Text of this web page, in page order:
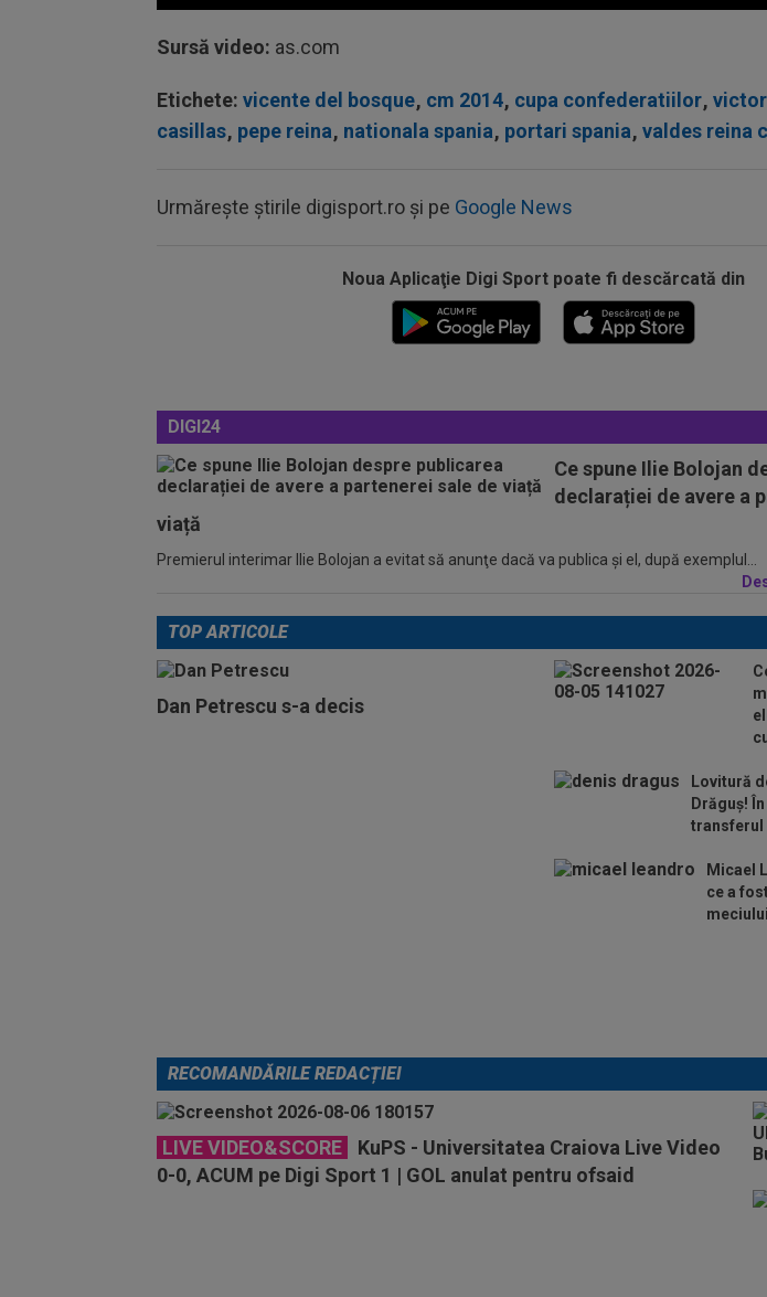
Sursă video: as.com
Etichete: vicente del bosque, cm 2014, cupa confederatiilor,
casillas, pepe reina, nationala spania, portari spania, valdes reina
Urmărește știrile digisport.ro și pe Google News
Noua Aplicaţie Digi Sport poate fi descărcată din
DIGI24
Ce spune Ilie Bolojan
declarației de avere a
viață
Premierul interimar Ilie Bolojan a evitat să anunţe dacă va publica şi el, după exemplul...
TOP ARTICOLE
Dan Petrescu s-a decis
Lovitură
Drăguș!
transferul
Micael
ce a
meciului
RECOMANDĂRILE REDACȚIEI
LIVE VIDEO&SCORE
KuPS - Universitatea Craiova Live Video
0-0, ACUM pe Digi Sport 1 | GOL anulat pentru ofsaid